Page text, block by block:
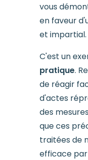
vous
en faveur
et impartial.
C'est un
pratique.
de réagir
d'actes
des
que ces
traitées de
efficace